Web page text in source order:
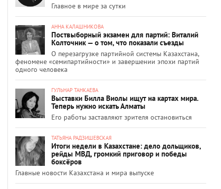
Главное в мире за сутки
АННА КАЛАШНИКОВА
Поствыборный экзамен для партий: Виталий
Колточник — о том, что показали съезды
О перезагрузке партийной системы Казахстана,
феномене «семипартийности» и завершении эпохи партий
одного человека
ГУЛЬНАР ТАНКАЕВА
Выставки Билла Виолы ищут на картах мира.
Теперь нужно искать Алматы
Его работы заставляют зрителя остановиться
ТАТЬЯНА РАДЗИШЕВСКАЯ
Итоги недели в Казахстане: дело дольщиков,
рейды МВД, громкий приговор и победы
боксёров
Главные новости Казахстана и мира выпуске